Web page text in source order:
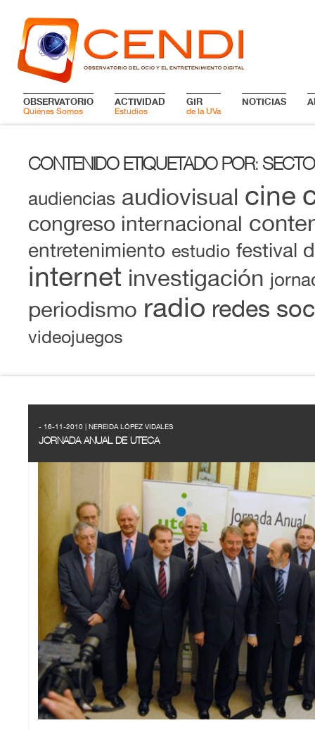
OBSERVATORIO
Quiénes Somos
ACTIVIDAD
Estudios
GIR
de la UVa
NOTICIAS
CONTENIDO ETIQUETADO POR:
audiencias audiovisual cine
congreso internacional
entretenimiento estudio festival
internet investigación
periodismo radio redes
videojuegos
- 16-11-2010 | NEREIDA LÓPEZ VIDALES
JORNADA ANUAL DE UTECA